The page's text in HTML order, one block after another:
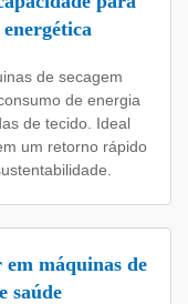
de secagem
de energia
de tecido. Ideal
um retorno rápido
máquinas de
saúde